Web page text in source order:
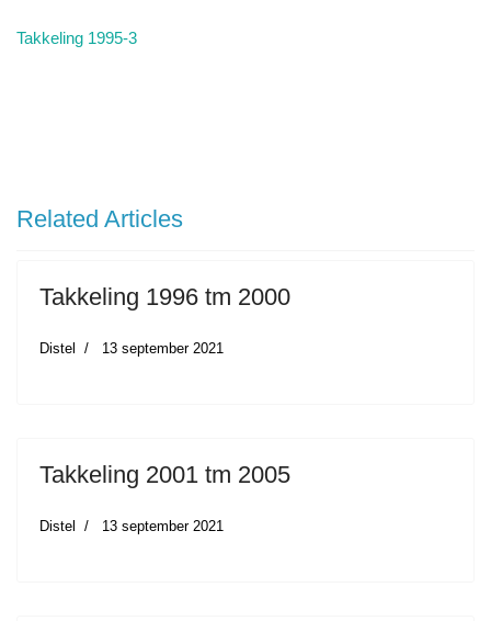
Takkeling 1995-3
Related Articles
Takkeling 1996 tm 2000
Distel 13 september 2021
Takkeling 2001 tm 2005
Distel 13 september 2021